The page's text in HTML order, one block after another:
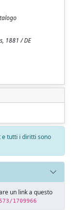
1881 / DE
e tutti i diritti sono
un link a questo
1709966